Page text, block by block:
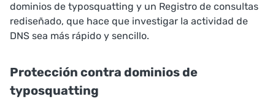
dominios de typosquatting y un Registro de consultas
rediseñado, que hace que investigar la actividad de
DNS sea más rápido y sencillo.
Protección contra dominios de
typosquatting